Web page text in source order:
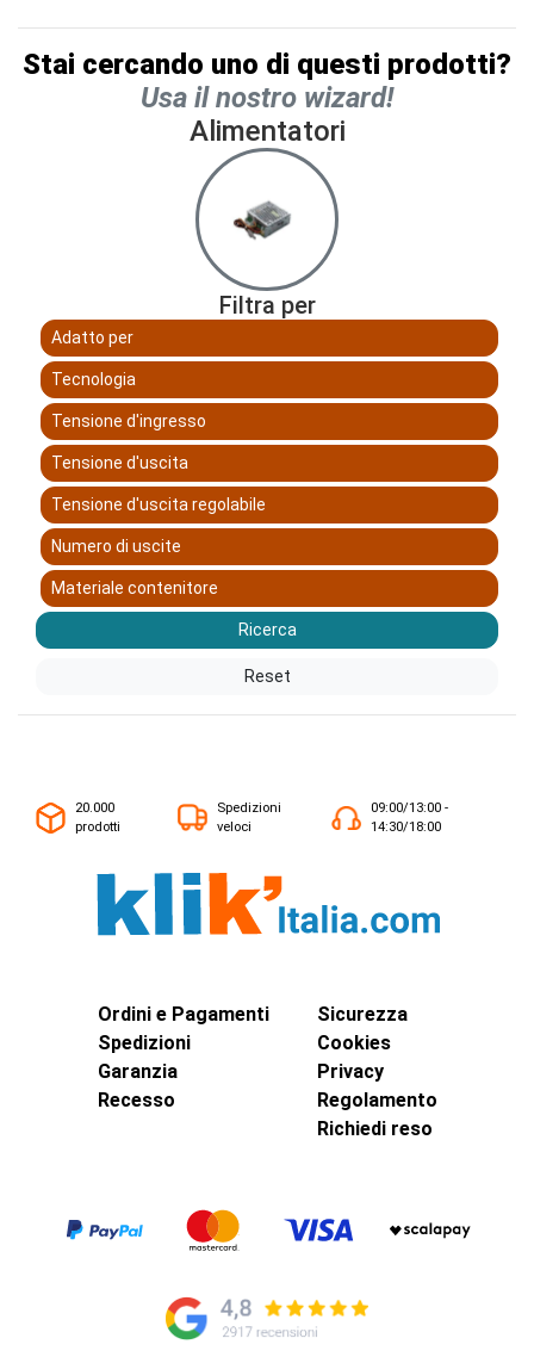
Stai cercando uno di questi prodotti?
Usa il nostro wizard!
Alimentatori
Filtra per
Adatto per
Tecnologia
Tensione d'ingresso
Tensione d'uscita
Tensione d'uscita regolabile
Numero di uscite
Materiale contenitore
Ricerca
Reset
20.000
prodotti
Spedizioni
veloci
09:00/13:00 -
14:30/18:00
Ordini e Pagamenti
Spedizioni
Garanzia
Recesso
Sicurezza
Cookies
Privacy
Regolamento
Richiedi reso